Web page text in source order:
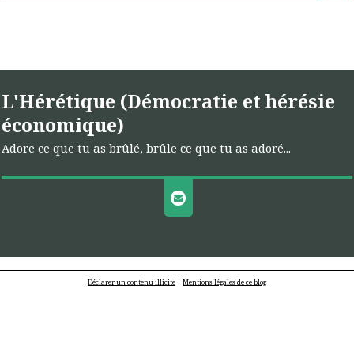
L'Hérétique (Démocratie et hérésie
économique)
Adore ce que tu as brûlé, brûle ce que tu as adoré...
Déclarer un contenu illicite | Mentions légales de ce blog